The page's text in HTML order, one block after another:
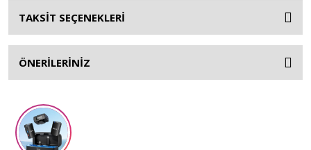
TAKSİT SEÇENEKLERİ
ÖNERİLERİNİZ